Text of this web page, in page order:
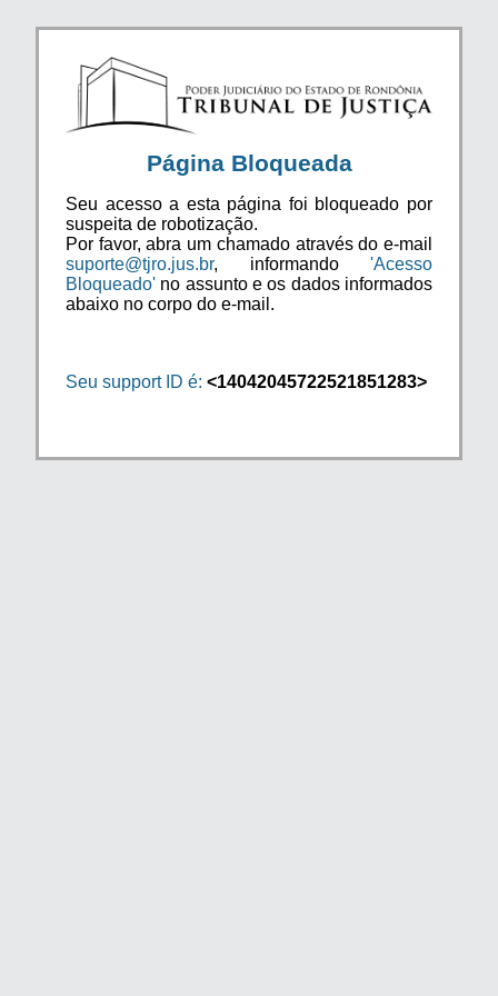
Página Bloqueada
Seu acesso a esta página foi bloqueado por
suspeita de robotização.
Por favor, abra um chamado através do e-mail
suporte@tjro.jus.br, informando 'Acesso
Bloqueado' no assunto e os dados informados
abaixo no corpo do e-mail.
Seu support ID é: <14042045722521851283>